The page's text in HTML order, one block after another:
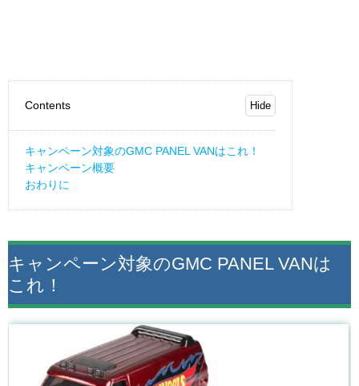
Contents
キャンペーン対象のGMC PANEL VANはこれ！
キャンペーン概要
おわりに
キャンペーン対象のGMC PANEL VANは
これ！